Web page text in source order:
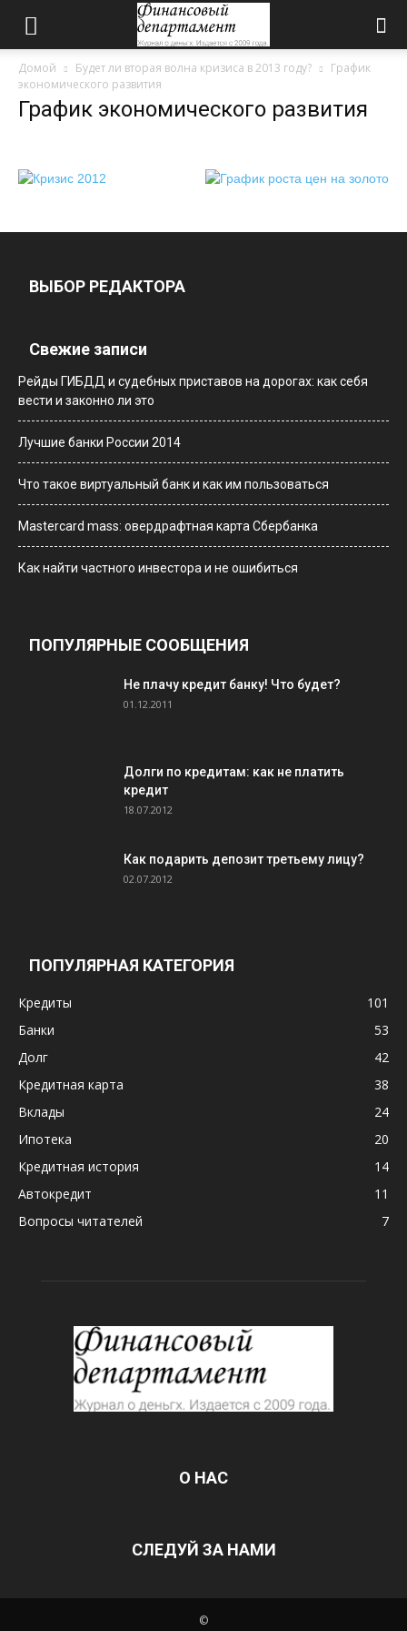
Домой Будет ли вторая волна кризиса в 2013 году?
График
экономического развития
График экономического развития
ВЫБОР РЕДАКТОРА
Свежие записи
Рейды ГИБДД и судебных приставов на дорогах: как себя
вести и законно ли это
Лучшие банки России 2014
Что такое виртуальный банк и как им пользоваться
Мastercard mass: овердрафтная карта Сбербанка
Как найти частного инвестора и не ошибиться
ПОПУЛЯРНЫЕ СООБЩЕНИЯ
Не плачу кредит банку! Что будет?
01.12.2011
Долги по кредитам: как не платить
кредит
18.07.2012
Как подарить депозит третьему лицу?
02.07.2012
ПОПУЛЯРНАЯ КАТЕГОРИЯ
Кредиты
101
Банки
53
Долг
42
Кредитная карта
38
Вклады
24
Ипотека
20
Кредитная история
14
Автокредит
11
Вопросы читателей
7
О НАС
СЛЕДУЙ ЗА НАМИ
©